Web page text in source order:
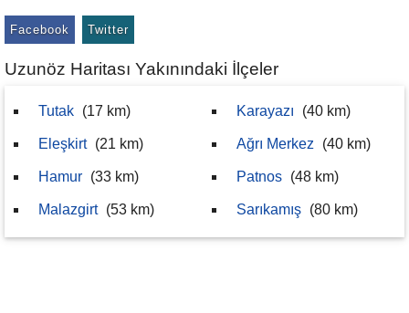
Facebook Twitter
Uzunöz Haritası Yakınındaki İlçeler
Tutak (17 km)
Eleşkirt (21 km)
Hamur (33 km)
Malazgirt (53 km)
Karayazı (40 km)
Ağrı Merkez (40 km)
Patnos (48 km)
Sarıkamış (80 km)